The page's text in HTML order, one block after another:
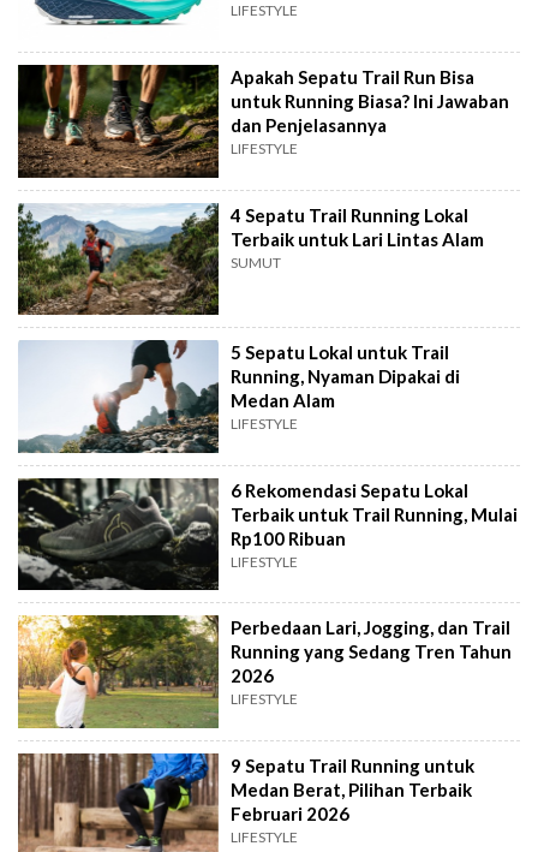
LIFESTYLE
Apakah Sepatu Trail Run Bisa
untuk Running Biasa? Ini Jawaban
dan Penjelasannya
LIFESTYLE
4 Sepatu Trail Running Lokal
Terbaik untuk Lari Lintas Alam
SUMUT
5 Sepatu Lokal untuk Trail
Running, Nyaman Dipakai di
Medan Alam
LIFESTYLE
6 Rekomendasi Sepatu Lokal
Terbaik untuk Trail Running, Mulai
Rp100 Ribuan
LIFESTYLE
Perbedaan Lari, Jogging, dan Trail
Running yang Sedang Tren Tahun
2026
LIFESTYLE
9 Sepatu Trail Running untuk
Medan Berat, Pilihan Terbaik
Februari 2026
LIFESTYLE